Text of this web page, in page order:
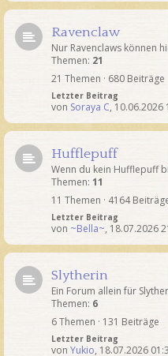
Ravenclaw
Nur Ravenclaws können
Themen: 21
21 Themen · 680 Beiträge
Letzter Beitrag
von Soraya C, 10.06.2026
Hufflepuff
Wenn du kein Hufflepuff
Themen: 11
11 Themen · 4164
Letzter Beitrag
von ~Bella~, 18.07.2026
Slytherin
Ein Forum allein für
Themen: 6
6 Themen · 131 Beiträge
Letzter Beitrag
von Yukio, 18.07.2026